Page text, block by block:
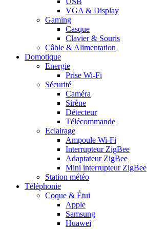
VGA & Display
Gaming
Casque
Clavier & Souris
Câble & Alimentation
Domotique
Energie
Prise Wi-Fi
Sécurité
Caméra
Sirène
Détecteur
Télécommande
Eclairage
Ampoule Wi-Fi
Interrupteur ZigBee
Adaptateur ZigBee
Mini interrupteur ZigBee
Station météo
Téléphonie
Coque & Étui
Apple
Samsung
Huawei